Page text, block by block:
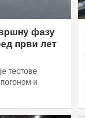
фазу
први лет
тестове
и